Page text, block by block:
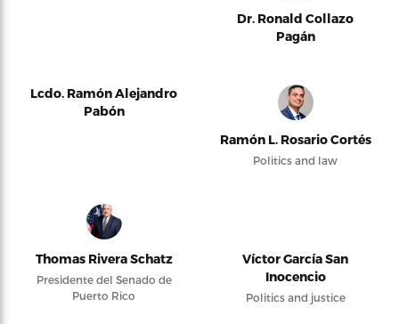
Dr. Ronald Collazo
Pagán
Lcdo. Ramón Alejandro
Pabón
Ramón L. Rosario Cortés
Politics and law
Thomas Rivera Schatz
Presidente del Senado de
Puerto Rico
Víctor García San
Inocencio
Politics and justice